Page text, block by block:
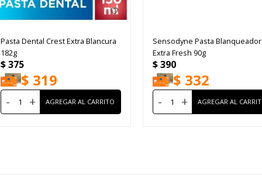
Pasta Dental Crest Extra Blancura
182g
$375
$ 319
- +
Sensodyne Pasta Blanqueador
Extra Fresh 90g
$390
$ 332
- +